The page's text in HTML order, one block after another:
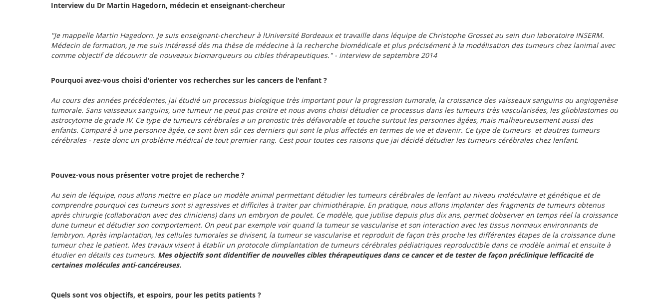
Interview du Dr Martin Hagedorn, médecin et enseignant-chercheur
"Je mappelle Martin Hagedorn. Je suis enseignant-chercheur à lUniversité Bordeaux et travaille dans léquipe de Christophe Grosset au sein dun laboratoire INSERM.
Médecin de formation, je me suis intéressé dès ma thèse de médecine à la recherche biomédicale et plus précisément à la modélisation des tumeurs chez lanimal avec
comme objectif de découvrir de nouveaux biomarqueurs ou cibles thérapeutiques." - interview de septembre 2014
Pourquoi avez-vous choisi d'orienter vos recherches sur les cancers de l'enfant ?
Au cours des années précédentes, jai étudié un processus biologique très important pour la progression tumorale, la croissance des vaisseaux sanguins ou angiogenèse
tumorale. Sans vaisseaux sanguins, une tumeur ne peut pas croitre et nous avons choisi détudier ce processus dans les tumeurs très vascularisées, les glioblastomes ou
astrocytome de grade IV. Ce type de tumeurs cérébrales a un pronostic très défavorable et touche surtout les personnes âgées, mais malheureusement aussi des
enfants. Comparé à une personne âgée, ce sont bien sûr ces derniers qui sont le plus affectés en termes de vie et davenir. Ce type de tumeurs  et dautres tumeurs
cérébrales - reste donc un problème médical de tout premier rang. Cest pour toutes ces raisons que jai décidé détudier les tumeurs cérébrales chez lenfant.
Pouvez-vous nous présenter votre projet de recherche ?
Au sein de léquipe, nous allons mettre en place un modèle animal permettant détudier les tumeurs cérébrales de lenfant au niveau moléculaire et génétique et de
comprendre pourquoi ces tumeurs sont si agressives et difficiles à traiter par chimiothérapie. En pratique, nous allons implanter des fragments de tumeurs obtenus
après chirurgie (collaboration avec des cliniciens) dans un embryon de poulet. Ce modèle, que jutilise depuis plus dix ans, permet dobserver en temps réel la croissance
dune tumeur et détudier son comportement. On peut par exemple voir quand la tumeur se vascularise et son interaction avec les tissus normaux environnants de
lembryon. Après implantation, les cellules tumorales se divisent, la tumeur se vascularise et reproduit de façon très proche les différentes étapes de la croissance dune
tumeur chez le patient. Mes travaux visent à établir un protocole dimplantation de tumeurs cérébrales pédiatriques reproductible dans ce modèle animal et ensuite à
étudier en détails ces tumeurs. Mes objectifs sont didentifier de nouvelles cibles thérapeutiques dans ce cancer et de tester de façon préclinique lefficacité de
certaines molécules anti-cancéreuses.
Quels sont vos objectifs, et espoirs, pour les petits patients ?